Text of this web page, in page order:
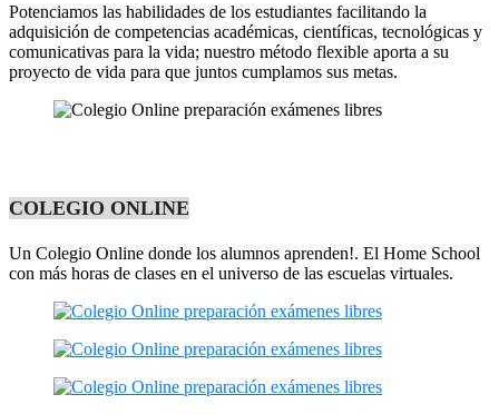
Potenciamos las habilidades de los estudiantes facilitando la
adquisición de competencias académicas, científicas, tecnológicas y
comunicativas para la vida; nuestro método flexible aporta a su
proyecto de vida para que juntos cumplamos sus metas.
COLEGIO ONLINE
Un Colegio Online donde los alumnos aprenden!. El Home School
con más horas de clases en el universo de las escuelas virtuales.